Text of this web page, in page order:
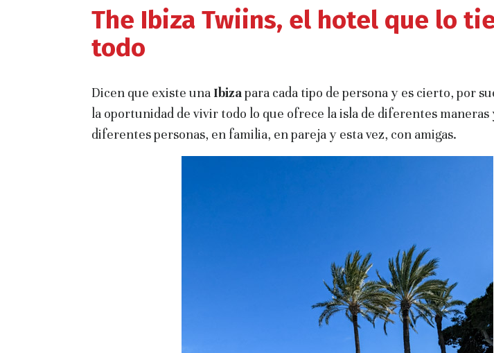
The Ibiza Twiins, el hotel que lo
todo
Dicen que existe una Ibizapara cada tipo de persona y es cierto, por
la oportunidad de vivir todo lo que ofrece la isla de diferentes maneras
diferentes personas, en familia, en pareja y esta vez, con amigas.